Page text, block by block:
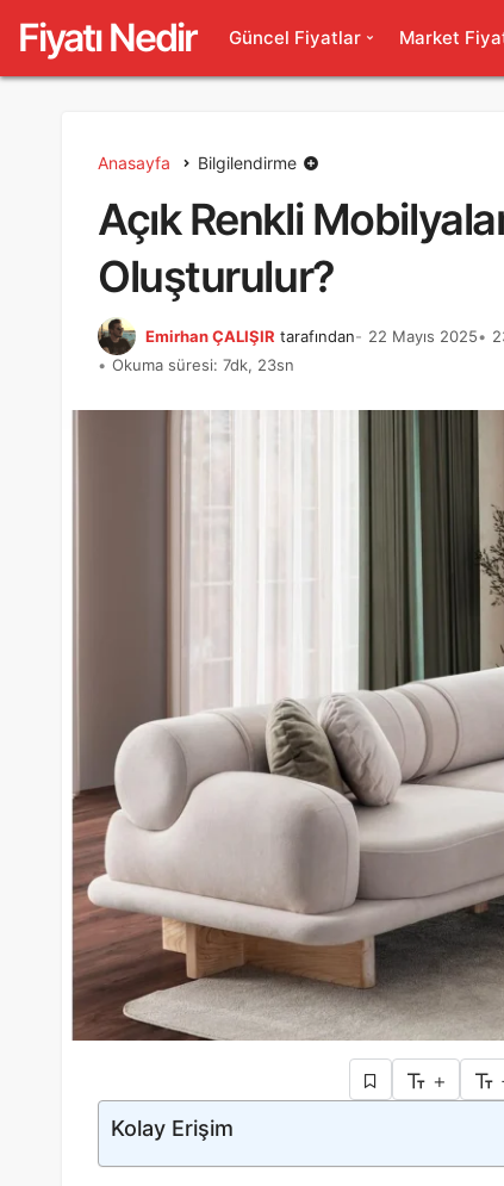
Fiyatı Nedir Güncel Fiyatlar Market
Anasayfa Bilgilendirme
Açık Renkli
Oluşturulur?
Emirhan ÇALIŞIR tarafından 22 Mayıs 2025
Okuma süresi: 7dk, 23sn
+
Kolay Erişim